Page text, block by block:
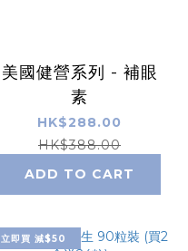
美國健營系列 - 補眼
素
HK$288.00
HK$388.00
ADD TO CART
立即買 減$50